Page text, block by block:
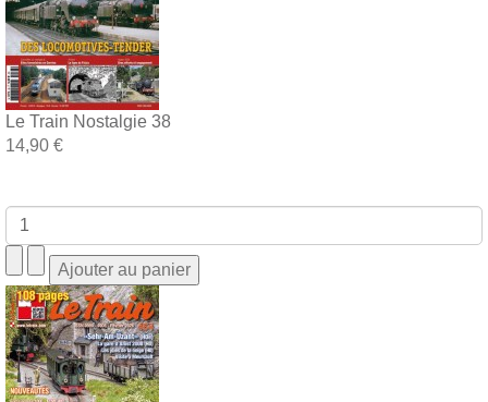
Le Train Nostalgie 38
14,90 €